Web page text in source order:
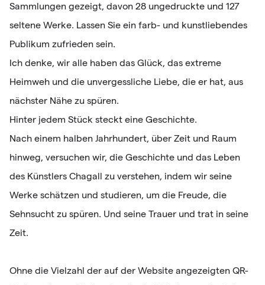
Sammlungen gezeigt, davon 28 ungedruckte und 127
seltene Werke. Lassen Sie ein farb- und kunstliebendes
Publikum zufrieden sein.
Ich denke, wir alle haben das Glück, das extreme
Heimweh und die unvergessliche Liebe, die er hat, aus
nächster Nähe zu spüren.
Hinter jedem Stück steckt eine Geschichte.
Nach einem halben Jahrhundert, über Zeit und Raum
hinweg, versuchen wir, die Geschichte und das Leben
des Künstlers Chagall zu verstehen, indem wir seine
Werke schätzen und studieren, um die Freude, die
Sehnsucht zu spüren. Und seine Trauer und trat in seine
Zeit.
Ohne die Vielzahl der auf der Website angezeigten QR-